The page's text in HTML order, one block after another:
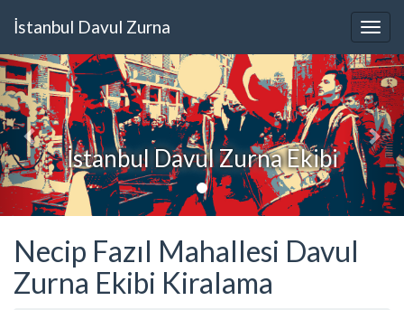
İstanbul Davul Zurna
İstanbul Davul Zurna Ekibi
Necip Fazıl Mahallesi Davul
Zurna Ekibi Kiralama